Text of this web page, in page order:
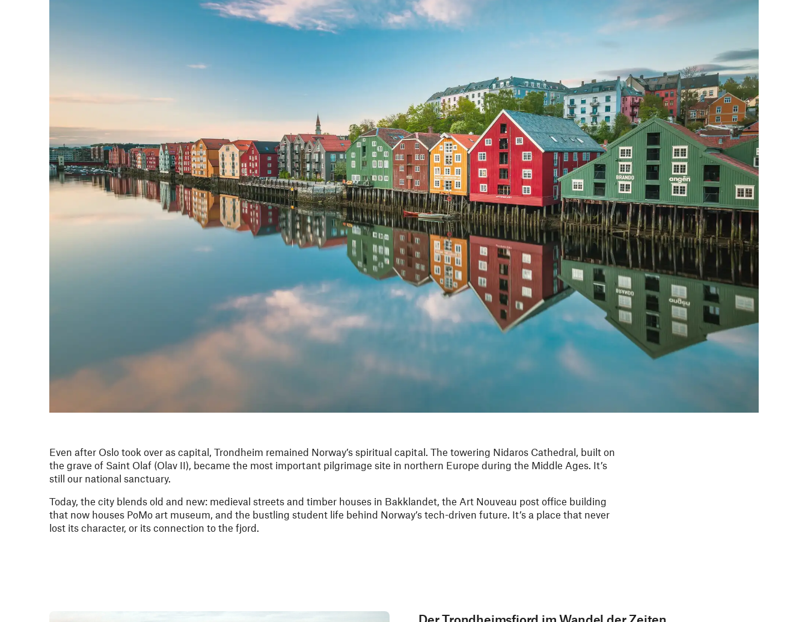
Even after Oslo took over as capital, Trondheim remained Norway’s spiritual capital. The towering Nidaros Cathedral, built on
the grave of Saint Olaf (Olav II), became the most important pilgrimage site in northern Europe during the Middle Ages. It’s
still our national sanctuary.
Today, the city blends old and new: medieval streets and timber houses in Bakklandet, the Art Nouveau post office building
that now houses PoMo art museum, and the bustling student life behind Norway’s tech-driven future. It’s a place that never
lost its character, or its connection to the fjord.